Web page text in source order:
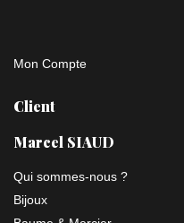
Mon Compte
Client
Marcel SIAUD
Qui sommes-nous ?
Bijoux